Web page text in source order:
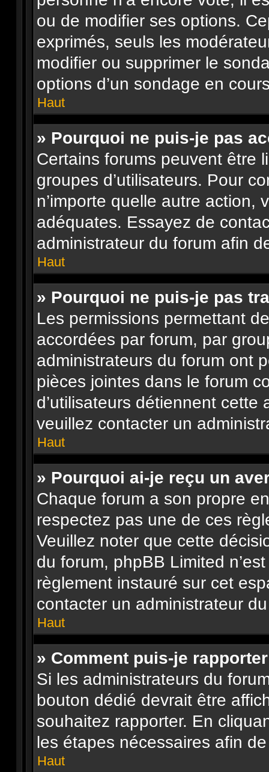
ou de modifier ses options.
exprimés, seuls les
modifier ou supprimer le
options d’un sondage en
Haut
» Pourquoi ne puis-je pas
Certains forums peuvent être
groupes d’utilisateurs. Pour
n’importe quelle autre action,
adéquates. Essayez de
administrateur du forum afin
Haut
» Pourquoi ne puis-je pas
Les permissions permettant
accordées par forum, par
administrateurs du forum ont
pièces jointes dans le forum
d’utilisateurs détiennent cette
veuillez contacter un
Haut
» Pourquoi ai-je reçu un
Chaque forum a son propre
respectez pas une de ces
Veuillez noter que cette
du forum, phpBB Limited
règlement instauré sur cet
contacter un administrateur
Haut
» Comment puis-je
Si les administrateurs du
bouton dédié devrait être
souhaitez rapporter. En
les étapes nécessaires afin
Haut